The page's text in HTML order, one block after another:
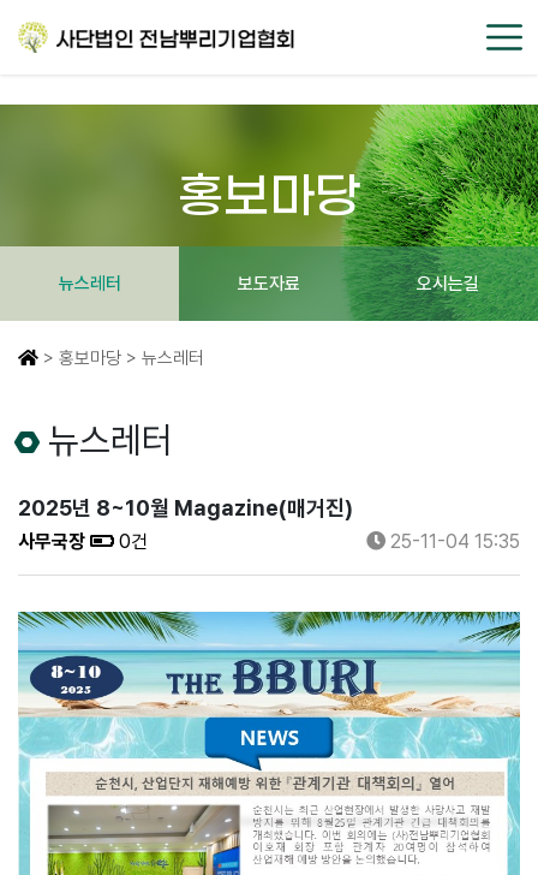
홍보마당
뉴스레터 보도자료 오시는길
> 홍보마당 > 뉴스레터
뉴스레터
2025년 8~10월 Magazine(매거진)
사무국장 0건 25-11-04 15:35